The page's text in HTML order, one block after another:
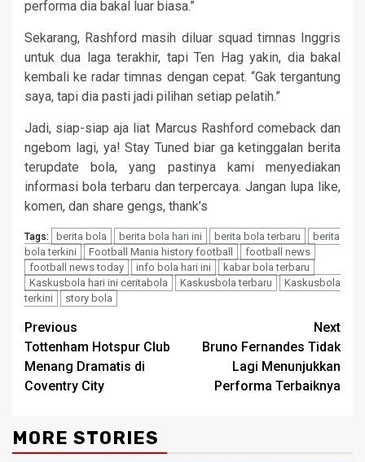
performa dia bakal luar biasa.”
Sekarang, Rashford masih diluar squad timnas Inggris
untuk dua laga terakhir, tapi Ten Hag yakin, dia bakal
kembali ke radar timnas dengan cepat. “Gak tergantung
saya, tapi dia pasti jadi pilihan setiap pelatih.”
Jadi, siap-siap aja liat Marcus Rashford comeback dan
ngebom lagi, ya! Stay Tuned biar ga ketinggalan berita
terupdate bola, yang pastinya kami menyediakan
informasi bola terbaru dan terpercaya. Jangan lupa like,
komen, dan share gengs, thank’s
Tags: berita bola berita bola hari ini berita bola terbaru
berita
bola terkini
Football Mania history football
football news
football news today
info bola hari ini
kabar bola terbaru
Kaskusbola hari ini ceritabola
Kaskusbola terbaru
Kaskusbola
terkini
story bola
Continue
Reading
Previous
Tottenham Hotspur Club
Menang Dramatis di
Coventry City
Next
Bruno Fernandes Tidak
Lagi Menunjukkan
Performa Terbaiknya
MORE STORIES